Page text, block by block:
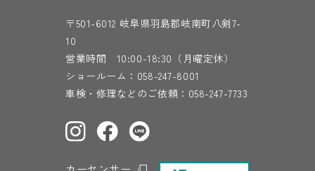
〒501-6012 岐阜県羽島郡岐南町八剣7-
10
営業時間 10:00-18:30（月曜定休）
ショールーム： 058-247-8001
車検・修理などのご依頼： 058-247-7733